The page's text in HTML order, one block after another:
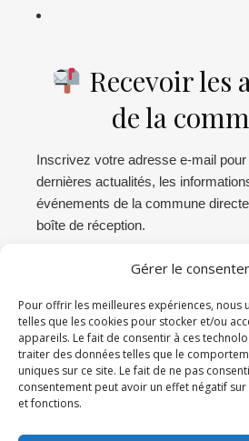
Gérer le
Pour offrir les meilleures expériences, nous
telles que les cookies pour stocker et/ou
appareils. Le fait de consentir à ces
traiter des données telles que le
uniques sur ce site. Le fait de ne pas
consentement peut avoir un effet négatif
et fonctions.
Recevoir les
de la
Inscrivez votre adresse e-mail
dernières actualités, les
événements de la commune
boîte de réception.
Connexion
Déconnexion